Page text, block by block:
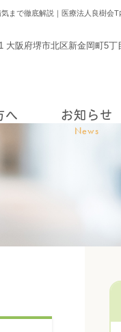
まで徹底解説｜医療法人良樹会
大阪府堺市北区新金岡町5丁
へ お知らせ
News